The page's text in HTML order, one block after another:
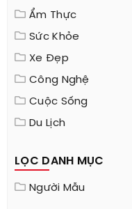
Ẩm Thực
Sức Khỏe
Xe Đẹp
Công Nghệ
Cuộc Sống
Du Lịch
LỌC DANH MỤC
Người Mẫu